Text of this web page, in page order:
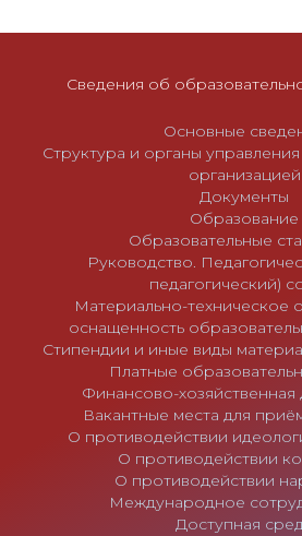
п
Сведения об
Основные
Структура и органы
организацией
Документы
Образование
Образовательные
Руководство.
педагогический)
Материально-техническое
оснащенность
Стипендии и иные виды
Платные
Финансово-хозяйственная
Вакантные места для
О противодействии
О противодействии
О противодействии
Международное
Доступная